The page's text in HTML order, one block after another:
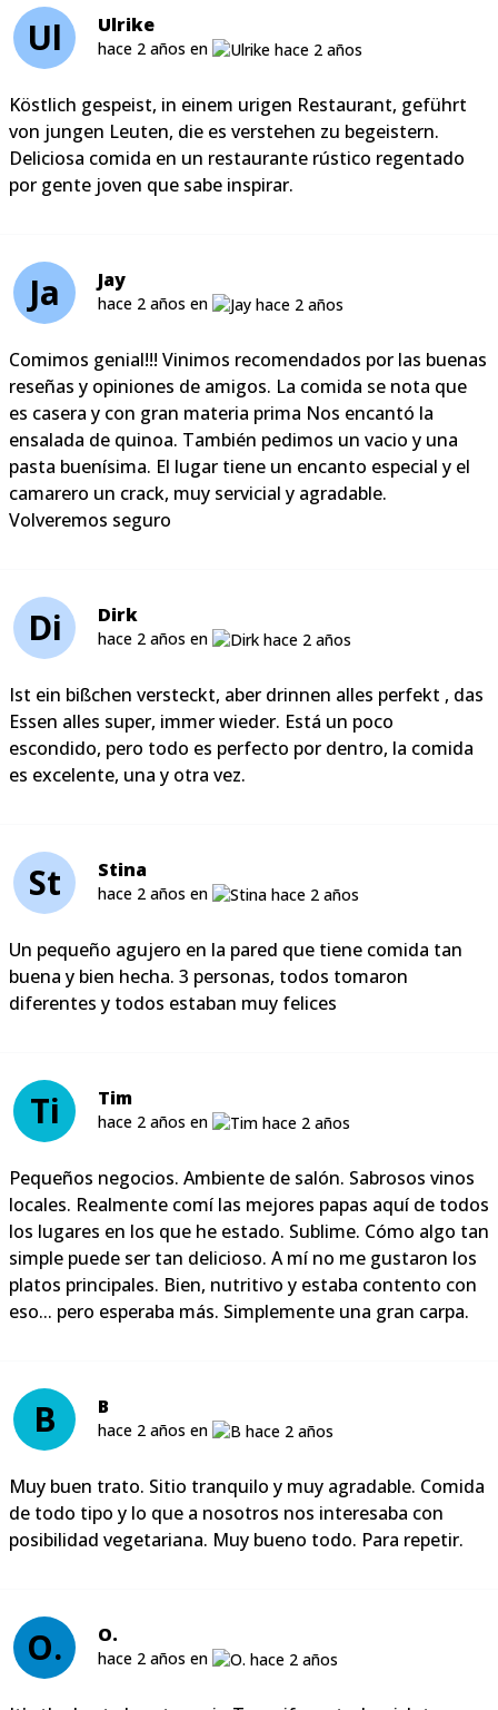
Ul Ulrike
hace 2 años en
Köstlich gespeist, in einem urigen Restaurant, geführt
von jungen Leuten, die es verstehen zu begeistern.
Deliciosa comida en un restaurante rústico regentado
por gente joven que sabe inspirar.
Ja Jay
hace 2 años en
Comimos genial!!! Vinimos recomendados por las buenas
reseñas y opiniones de amigos. La comida se nota que
es casera y con gran materia prima Nos encantó la
ensalada de quinoa. También pedimos un vacio y una
pasta buenísima. El lugar tiene un encanto especial y el
camarero un crack, muy servicial y agradable.
Volveremos seguro
Di Dirk
hace 2 años en
Ist ein bißchen versteckt, aber drinnen alles perfekt , das
Essen alles super, immer wieder. Está un poco
escondido, pero todo es perfecto por dentro, la comida
es excelente, una y otra vez.
St Stina
hace 2 años en
Un pequeño agujero en la pared que tiene comida tan
buena y bien hecha. 3 personas, todos tomaron
diferentes y todos estaban muy felices
Ti Tim
hace 2 años en
Pequeños negocios. Ambiente de salón. Sabrosos vinos
locales. Realmente comí las mejores papas aquí de todos
los lugares en los que he estado. Sublime. Cómo algo tan
simple puede ser tan delicioso. A mí no me gustaron los
platos principales. Bien, nutritivo y estaba contento con
eso... pero esperaba más. Simplemente una gran carpa.
B B
hace 2 años en
Muy buen trato. Sitio tranquilo y muy agradable. Comida
de todo tipo y lo que a nosotros nos interesaba con
posibilidad vegetariana. Muy bueno todo. Para repetir.
O. O.
hace 2 años en